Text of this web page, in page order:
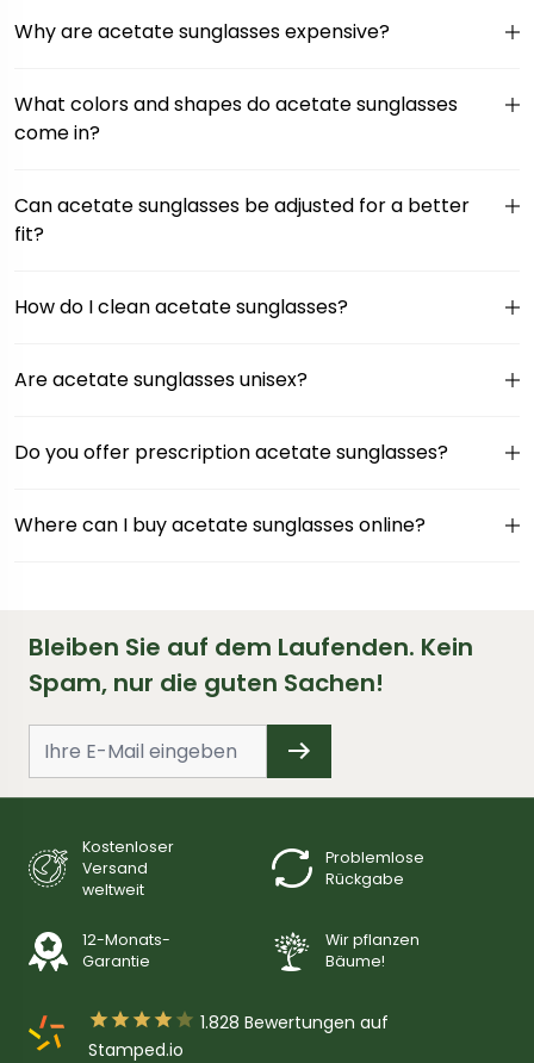
Why are acetate sunglasses expensive?
What colors and shapes do acetate sunglasses
come in?
Can acetate sunglasses be adjusted for a better
fit?
How do I clean acetate sunglasses?
Are acetate sunglasses unisex?
Do you offer prescription acetate sunglasses?
Where can I buy acetate sunglasses online?
Bleiben Sie auf dem Laufenden. Kein
Spam, nur die guten Sachen!
Kostenloser
Versand
weltweit
Problemlose
Rückgabe
12-Monats-
Garantie
Wir pflanzen
Bäume!
     1.828 Bewertungen auf
Stamped.io